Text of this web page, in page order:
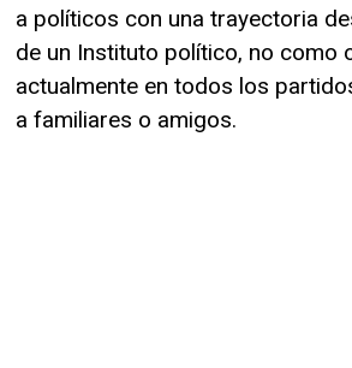
a políticos con una trayectoria
de un Instituto político, no como
actualmente en todos los
a familiares o amigos.